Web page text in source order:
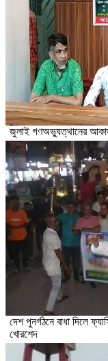
জুলাই গণঅভ্যুত্থানের
দেশ পুনর্গঠনে বাধা দিলে
খোরশেদ